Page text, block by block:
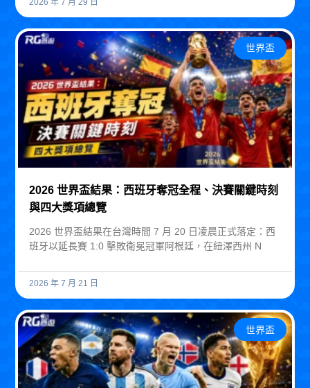
世界盃
2026 世界盃結果：西班牙奪冠全程、決賽關鍵時刻
與四大獎項總覽
2026 世界盃結果在台灣時間 7 月 20 日凌晨正式落定：西
班牙以延長賽 1:0 擊敗衛冕冠軍阿根廷，在紐澤西州 N
2026 年 7 月 21 日
世界盃